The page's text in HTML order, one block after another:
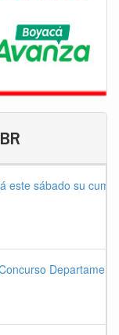
este sábado su